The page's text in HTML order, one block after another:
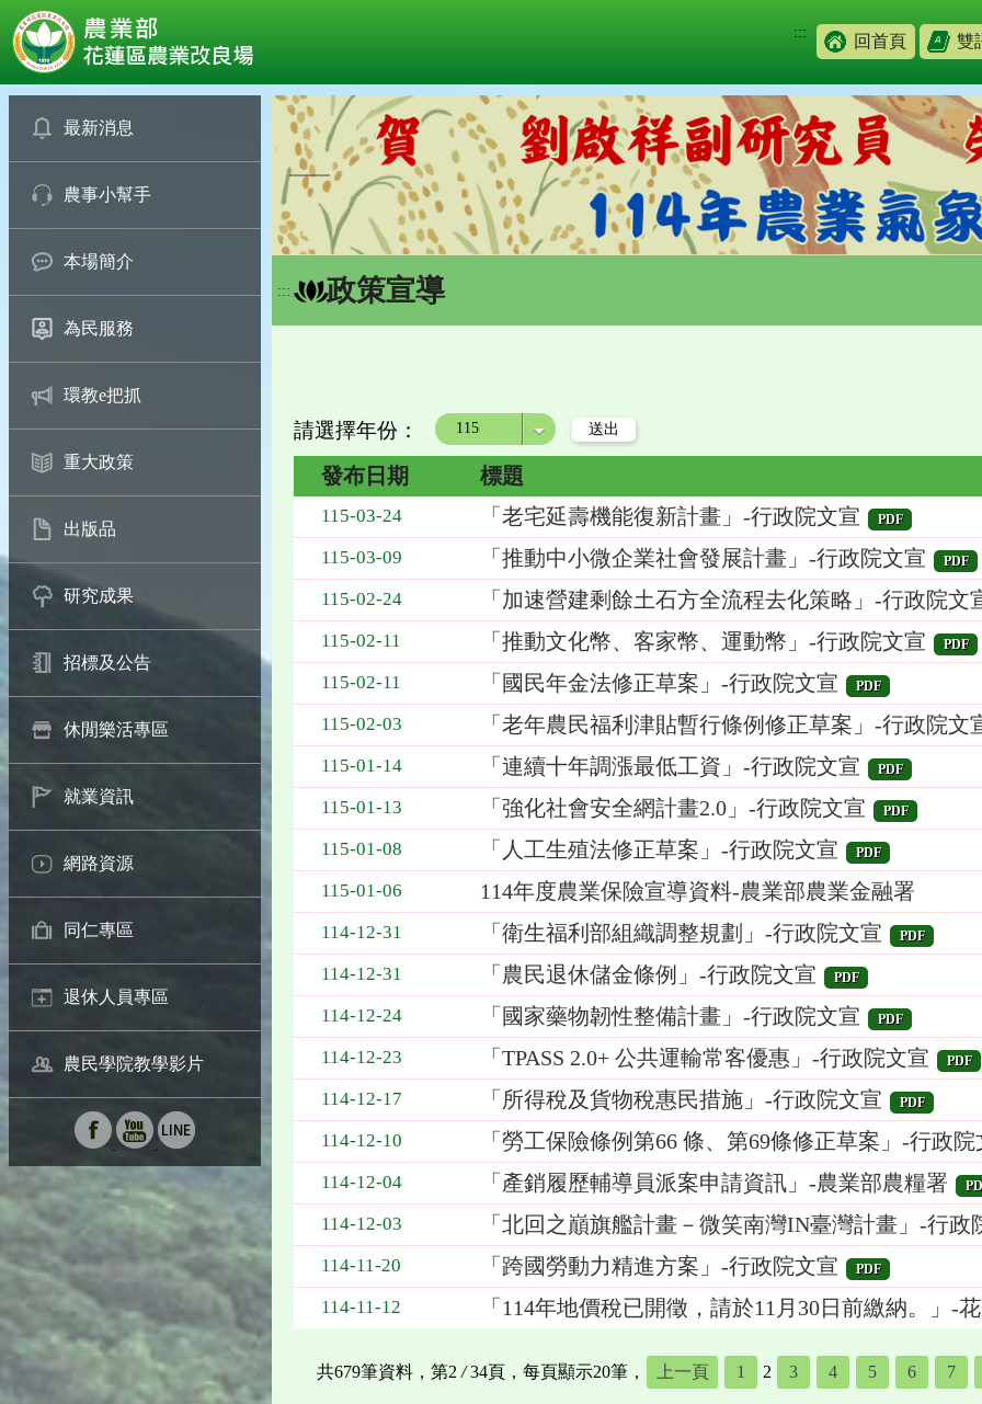
::: 回首頁 雙
最新消息
農事小幫手
本場簡介
為民服務
環教e把抓
重大政策
出版品
研究成果
招標及公告
休閒樂活專區
就業資訊
網路資源
同仁專區
退休人員專區
農民學院教學影片
::: 政策宣導
請選擇年份：
年度
發布日期 標題
115-03-24 「老宅延壽機能復新計畫」-行政院文宣 PDF
115-03-09 「推動中小微企業社會發展計畫」-行政院文宣 PDF
115-02-24 「加速營建剩餘土石方全流程去化策略」-行政院文
115-02-11 「推動文化幣、客家幣、運動幣」-行政院文宣 PDF
115-02-11 「國民年金法修正草案」-行政院文宣 PDF
115-02-03 「老年農民福利津貼暫行條例修正草案」-行政院文
115-01-14 「連續十年調漲最低工資」-行政院文宣 PDF
115-01-13 「強化社會安全網計畫2.0」-行政院文宣 PDF
115-01-08 「人工生殖法修正草案」-行政院文宣 PDF
115-01-06 114年度農業保險宣導資料-農業部農業金融署
114-12-31 「衛生福利部組織調整規劃」-行政院文宣 PDF
114-12-31 「農民退休儲金條例」-行政院文宣 PDF
114-12-24 「國家藥物韌性整備計畫」-行政院文宣 PDF
114-12-23 「TPASS 2.0+ 公共運輸常客優惠」-行政院文宣 PDF
114-12-17 「所得稅及貨物稅惠民措施」-行政院文宣 PDF
114-12-10 「勞工保險條例第66 條、第69條修正草案」-行政院
114-12-04 「產銷履歷輔導員派案申請資訊」-農業部農糧署
114-12-03 「北回之巔旗艦計畫－微笑南灣IN臺灣計畫」-行政
114-11-20 「跨國勞動力精進方案」-行政院文宣 PDF
114-11-12 「114年地價稅已開徵，請於11月30日前繳納。」-
共679筆資料，第2 /34頁，每頁顯示20筆， 上一頁 1 2 3 4 5 6 7